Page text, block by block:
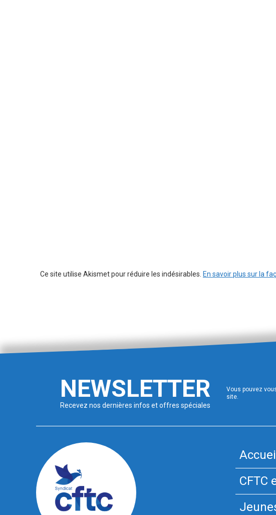
Ce site utilise Akismet pour réduire les indésirables. En savoir plus sur la
NEWSLETTER
Recevez nos dernières infos et offres spéciales
Vous pouvez
site.
CFTC